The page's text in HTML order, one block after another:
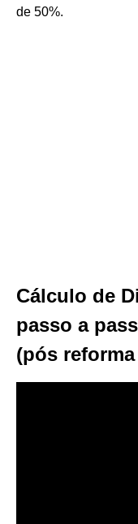
de 50%.
Cálculo de
passo a
(pós